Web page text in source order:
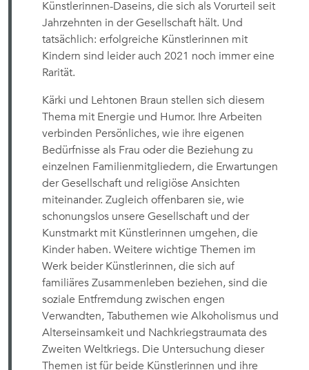
Künstlerinnen-Daseins, die sich als Vorurteil seit
Jahrzehnten in der Gesellschaft hält. Und
tatsächlich: erfolgreiche Künstlerinnen mit
Kindern sind leider auch 2021 noch immer eine
Rarität.
Kärki und Lehtonen Braun stellen sich diesem
Thema mit Energie und Humor. Ihre Arbeiten
verbinden Persönliches, wie ihre eigenen
Bedürfnisse als Frau oder die Beziehung zu
einzelnen Familienmitgliedern, die Erwartungen
der Gesellschaft und religiöse Ansichten
miteinander. Zugleich offenbaren sie, wie
schonungslos unsere Gesellschaft und der
Kunstmarkt mit Künstlerinnen umgehen, die
Kinder haben. Weitere wichtige Themen im
Werk beider Künstlerinnen, die sich auf
familiäres Zusammenleben beziehen, sind die
soziale Entfremdung zwischen engen
Verwandten, Tabuthemen wie Alkoholismus und
Alterseinsamkeit und Nachkriegstraumata des
Zweiten Weltkriegs. Die Untersuchung dieser
Themen ist für beide Künstlerinnen und ihre